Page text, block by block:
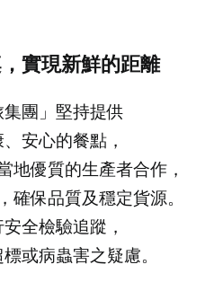
實現新鮮的距離
集團」堅持提供
安心的餐點，
地優質的生產者合作，
確保品質及穩定貨源。
全檢驗追蹤，
或病蟲害之疑慮。